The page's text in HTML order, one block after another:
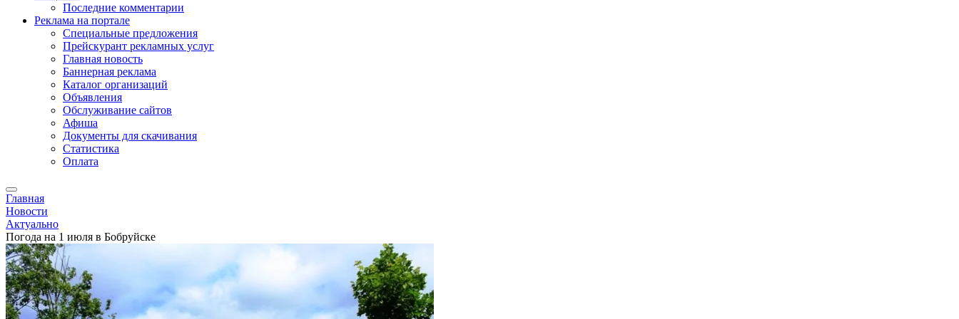
Последние комментарии
Реклама на портале
Специальные предложения
Прейскурант рекламных услуг
Главная новость
Баннерная реклама
Каталог организаций
Объявления
Обслуживание сайтов
Афиша
Документы для скачивания
Статистика
Оплата
Главная
Новости
Актуально
Погода на 1 июля в Бобруйске